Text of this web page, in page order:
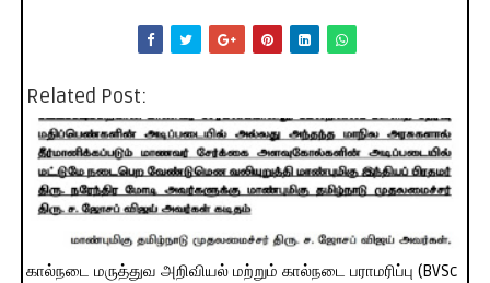
Related Post:
கால்நடை மருத்துவ அறிவியல் மற்றும் கால்நடை பராமரிப்பு (BVSc